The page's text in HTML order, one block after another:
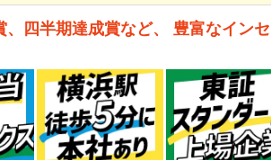
四半期達成賞など、 豊富なイン